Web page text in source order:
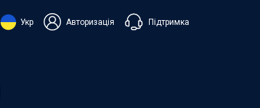
Укр Авторизація Підтримка